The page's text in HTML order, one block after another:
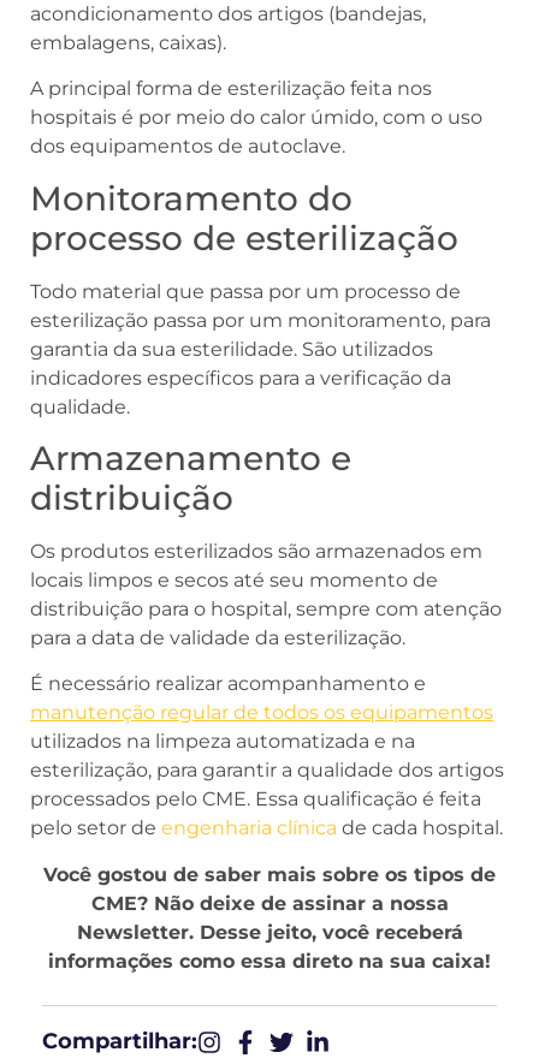
acondicionamento dos artigos (bandejas,
embalagens, caixas).
A principal forma de esterilização feita nos
hospitais é por meio do calor úmido, com o uso
dos equipamentos de autoclave.
Monitoramento do
processo de esterilização
Todo material que passa por um processo de
esterilização passa por um monitoramento, para
garantia da sua esterilidade. São utilizados
indicadores específicos para a verificação da
qualidade.
Armazenamento e
distribuição
Os produtos esterilizados são armazenados em
locais limpos e secos até seu momento de
distribuição para o hospital, sempre com atenção
para a data de validade da esterilização.
É necessário realizar acompanhamento e
manutenção regular de todos os equipamentos
utilizados na limpeza automatizada e na
esterilização, para garantir a qualidade dos artigos
processados pelo CME. Essa qualificação é feita
pelo setor de engenharia clínica de cada hospital.
Você gostou de saber mais sobre os tipos de
CME? Não deixe de assinar a nossa
Newsletter. Desse jeito, você receberá
informações como essa direto na sua caixa!
Compartilhar:​